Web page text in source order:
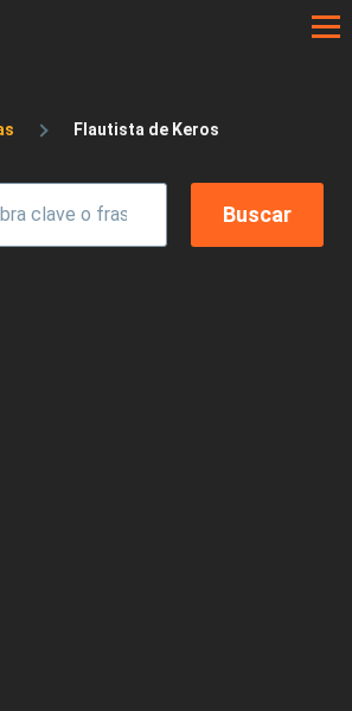
enlaces de ayuda a la
Flautista de Keros